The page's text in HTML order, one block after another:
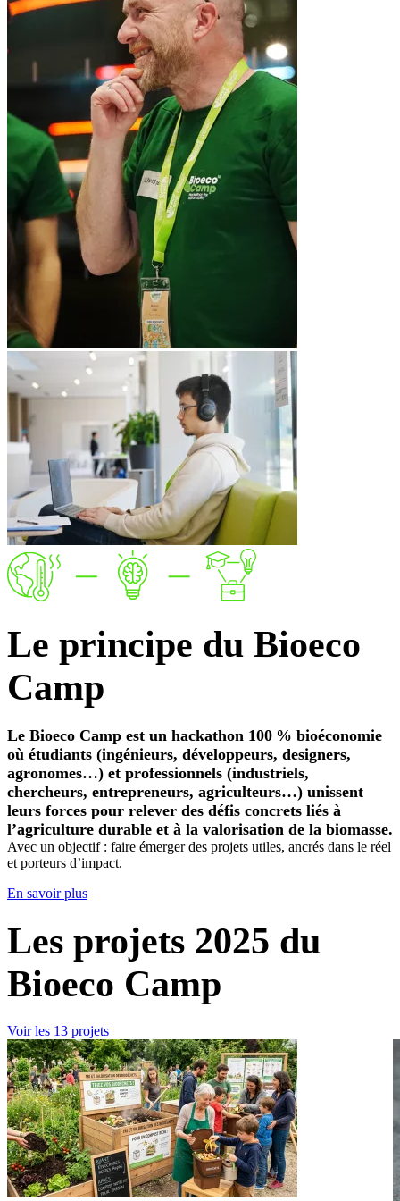
Le principe du Bioeco
Camp
Le Bioeco Camp est un hackathon 100 % bioéconomie
où étudiants (ingénieurs, développeurs, designers,
agronomes…) et professionnels (industriels,
chercheurs, entrepreneurs, agriculteurs…) unissent
leurs forces pour relever des défis concrets liés à
l’agriculture durable et à la valorisation de la biomasse.
Avec un objectif : faire émerger des projets utiles, ancrés dans le réel
et porteurs d’impact.
En savoir plus
Les projets 2025 du
Bioeco Camp
Voir les 13 projets